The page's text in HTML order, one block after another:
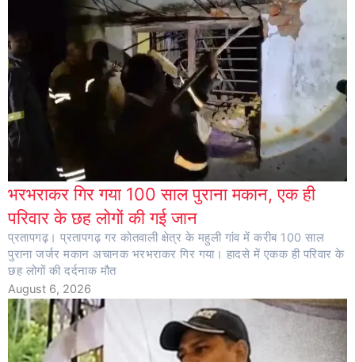
भरभराकर गिर गया 100 साल पुराना मकान, एक ही
परिवार के छह लोगों की गई जान
प्रतापगढ़। प्रतापगढ़ गर कोतवाली क्षेत्र के महुली गांव में करीब 100 साल
पुराना जर्जर मकान अचानक भरभराकर गिर गया। हादसे में एकक ही परिवार के
छह लोगों की दर्दनाक मौत
August 6, 2026